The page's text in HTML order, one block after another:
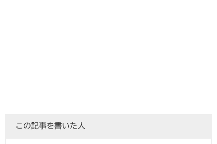
この記事を書いた人